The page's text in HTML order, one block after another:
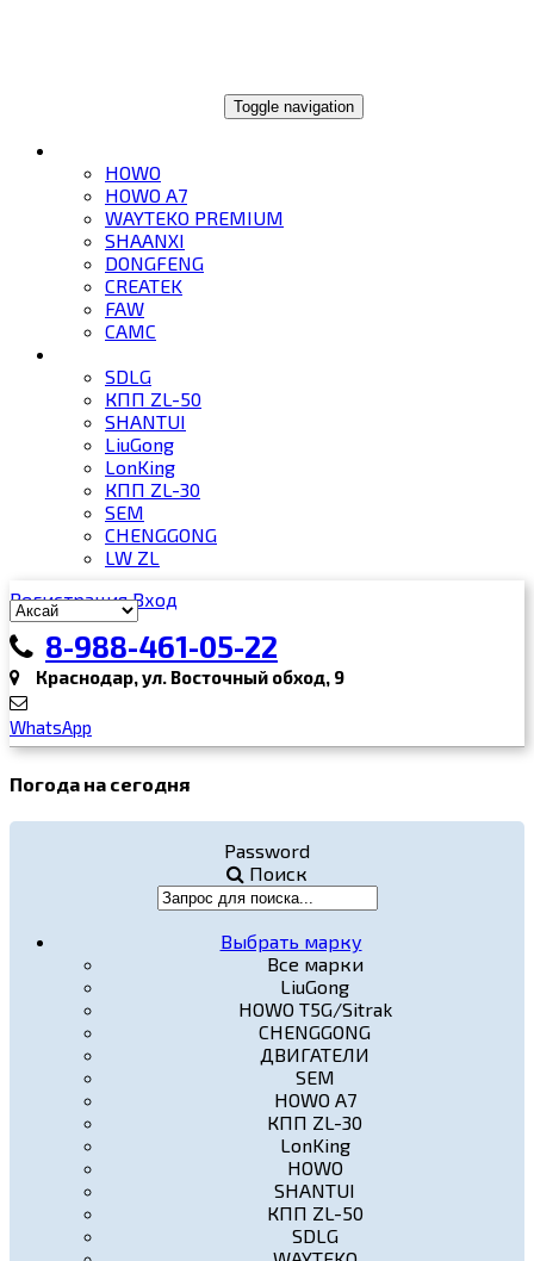
Toggle navigation
HOWO
HOWO A7
WAYTEKO PREMIUM
SHAANXI
DONGFENG
CREATEK
FAW
CAMC
SDLG
КПП ZL-50
SHANTUI
LiuGong
LonKing
КПП ZL-30
SEM
CHENGGONG
LW ZL
Регистрация Вход
8-988-461-05-22
Краснодар, ул. Восточный обход, 9
WhatsApp
Погода на сегодня
Password
Поиск
Выбрать марку
Все марки
LiuGong
HOWO T5G/Sitrak
CHENGGONG
ДВИГАТЕЛИ
SEM
HOWO A7
КПП ZL-30
LonKing
HOWO
SHANTUI
КПП ZL-50
SDLG